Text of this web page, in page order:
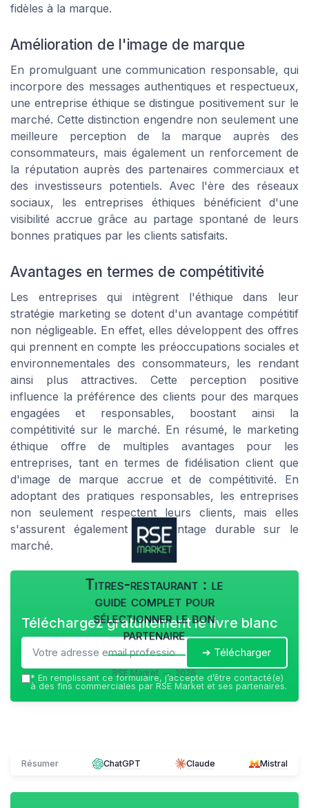
fidèles à la marque.
Amélioration de l'image de marque
En promulguant une communication responsable, qui
incorpore des messages authentiques et respectueux,
une entreprise éthique se distingue positivement sur le
marché. Cette distinction engendre non seulement une
meilleure perception de la marque auprès des
consommateurs, mais également un renforcement de
la réputation auprès des partenaires commerciaux et
des investisseurs potentiels. Avec l'ère des réseaux
sociaux, les entreprises éthiques bénéficient d'une
visibilité accrue grâce au partage spontané de leurs
bonnes pratiques par les clients satisfaits.
Avantages en termes de compétitivité
Les entreprises qui intègrent l'éthique dans leur
stratégie marketing se dotent d'un avantage compétitif
non négligeable. En effet, elles développent des offres
qui prennent en compte les préoccupations sociales et
environnementales des consommateurs, les rendant
ainsi plus attractives. Cette perception positive
influence la préférence des clients pour des marques
engagées et responsables, boostant ainsi la
compétitivité sur le marché. En résumé, le marketing
éthique offre de multiples avantages pour les
entreprises, tant en termes de fidélisation client que
d'image de marque accrue et de compétitivité. En
adoptant des pratiques responsables, les entreprises
non seulement respectent leurs clients, mais elles
s'assurent également un avantage durable sur le
marché.
Titres-restaurant : le
guide complet pour
sélectionner le bon
partenaire
RSE Market — 2026
Téléchargez gratuitement le livre blanc
➔ Télécharger
* En remplissant ce formulaire, j’accepte d’être contacté(e)
à des fins commerciales par RSE Market et ses partenaires.
Résumer ChatGPT Claude Mistral